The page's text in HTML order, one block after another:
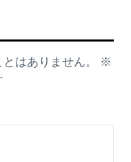
はありません。
※